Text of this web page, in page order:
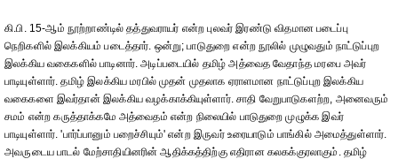
கி.பி. 15-ஆம் நூற்றாண்டில் தத்துவராயர் என்ற புலவர் இரண்டு விதமான படைப்பு
நெறிகளில் இலக்கியம் படைத்தார். ஒன்று; பாடுதுறை என்ற நூலில் முழுவதும் நாட்டுப்புற
இலக்கிய வகைகளில் பாடினார். அடிப்படையில் தமிழ் அத்வைத வேதாந்த மரபை அவர்
பாடியுள்ளார். தமிழ் இலக்கிய மரபில் முதன் முதலாக ஏராளமான நாட்டுப்புற இலக்கிய
வகைகளை இவர்தான் இலக்கிய வழக்காக்கியுள்ளார். சாதி வேறுபாடுகளற்ற, அனைவரும்
சமம் என்ற கருத்தாக்கமே அத்வைதம் என்ற நிலையில் பாடுதுறை முழுக்க இவர்
பாடியுள்ளார். 'பார்ப்பானும் பறைச்சியும்' என்ற இருவர் உரையாடும் பாங்கில் அமைத்துள்ளார்.
அவருடைய பாடல் மேற்சாதியினரின் ஆதிக்கத்திற்கு எதிரான கலகக்குரலாகும். தமிழ்